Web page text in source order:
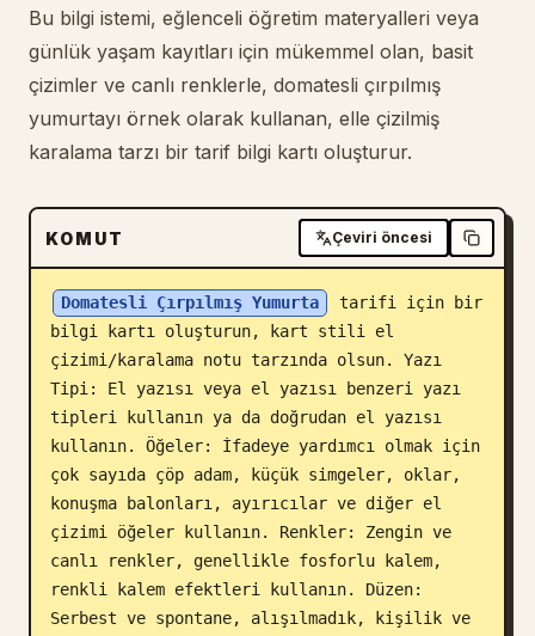
İstemler
Fiyatlandırma
Blog
Güncellemeler
Bu bilgi istemi, eğlenceli öğretim materyalleri veya
günlük yaşam kayıtları için mükemmel olan, basit
çizimler ve canlı renklerle, domatesli çırpılmış
yumurtayı örnek olarak kullanan, elle çizilmiş
karalama tarzı bir tarif bilgi kartı oluşturur.
KOMUT Çeviri öncesi
Domatesli Çırpılmış Yumurta
tarifi için bir
bilgi kartı oluşturun, kart stili el
çizimi/karalama notu tarzında olsun. Yazı
Tipi: El yazısı veya el yazısı benzeri yazı
tipleri kullanın ya da doğrudan el yazısı
kullanın. Öğeler: İfadeye yardımcı olmak için
çok sayıda çöp adam, küçük simgeler, oklar,
konuşma balonları, ayırıcılar ve diğer el
çizimi öğeler kullanın. Renkler: Zengin ve
canlı renkler, genellikle fosforlu kalem,
renkli kalem efektleri kullanın. Düzen:
Serbest ve spontane, alışılmadık, kişilik ve